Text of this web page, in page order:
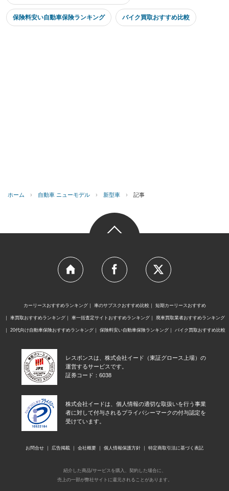
保険料安い自動車保険ランキング バイク買取おすすめ比較
ホーム › 自動車 ニューモデル › 新型車 › 記事
カーリースおすすめランキング 車のサブスクおすすめ比較 短期カーリースおすすめ
車買取おすすめランキング 車一括査定サイトおすすめランキング 廃車買取業者おすすめランキング
20代向け自動車保険おすすめランキング 保険料安い自動車保険ランキング バイク買取おすすめ比較
レスポンスは、株式会社イード（東証グロース上場）の
運営するサービスです。
証券コード：6038
株式会社イードは、個人情報の適切な取扱いを行う事業
者に対して付与されるプライバシーマークの付与認定を
受けています。
お問合せ 広告掲載 会社概要 個人情報保護方針 特定商取引法に基づく表記
紹介した商品/サービスを購入、契約した場合に、
売上の一部が弊社サイトに還元されることがあります。